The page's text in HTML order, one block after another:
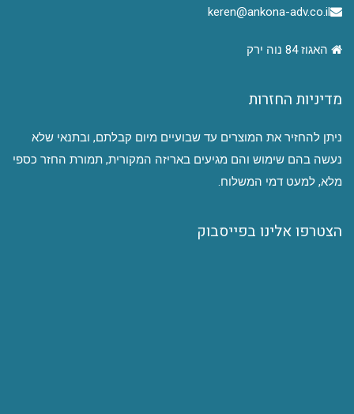
keren@ankona-adv.co.il
האגוז 84 נוה ירק
מדיניות החזרות
ניתן להחזיר את המוצרים עד שבועיים מיום קבלתם, ובתנאי שלא
נעשה בהם שימוש והם מגיעים באריזה המקורית, תמורת החזר כספי
מלא, למעט דמי המשלוח.
הצטרפו אלינו בפייסבוק